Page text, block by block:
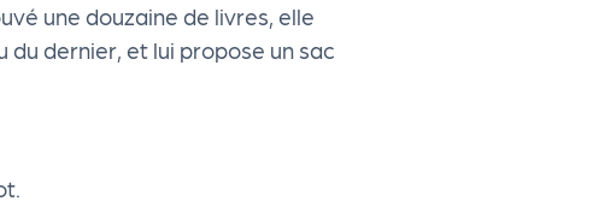
une douzaine de livres, elle
dernier, et lui propose un sac